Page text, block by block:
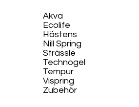
Akva
Ecolife​
Hästens
Nill Spring
Strässle
Technogel
Tempur
Vispring
Zubehör